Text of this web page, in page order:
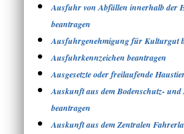
Ausfuhr von Abfällen innerhalb der
beantragen
Ausfuhrgenehmigung für Kulturgut
Ausfuhrkennzeichen beantragen
Ausgesetzte oder freilaufende
Auskunft aus dem Bodenschutz- und
beantragen
Auskunft aus dem Zentralen